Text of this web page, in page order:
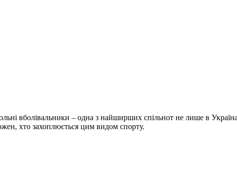
вболівальники – одна з найширших спільнот не лише в Україна,
хто захоплюється цим видом спорту.